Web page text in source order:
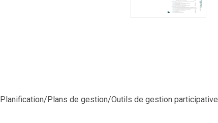
Planification/Plans de gestion/Outils de gestion participative